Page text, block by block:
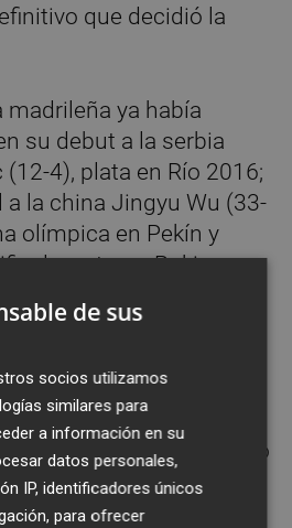
que decidió la
madrileña ya había
su debut a la serbia
4), plata en Río 2016;
la china Jingyu Wu (33-
olímpica en Pekín y
a turca Rukiye
tres del ranking
aseguró la séptima
taekwondo español.
en la escena
mes de abril, cuando
de Europa en
en los Juegos de
de sus
socios utilizamos
similares para
a información en su
datos personales,
IP, identificadores únicos
para ofrecer